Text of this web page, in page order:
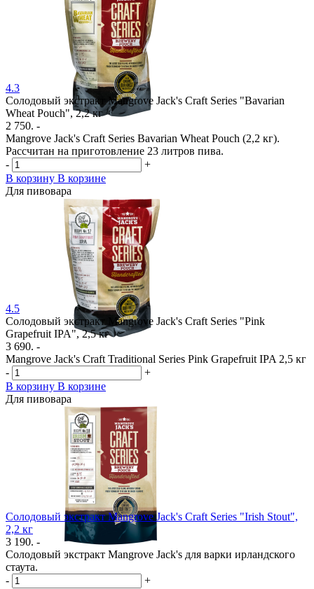
4.3
Солодовый экстракт Mangrove Jack's Craft Series "Bavarian
Wheat Pouch", 2,2 кг
2 750. -
Mangrove Jack's Craft Series Bavarian Wheat Pouch (2,2 кг).
Рассчитан на приготовление 23 литров пива.
-
+
В корзину В корзине
Для пивовара
4.5
Солодовый экстракт Mangrove Jack's Craft Series "Pink
Grapefruit IPA", 2,5 кг
3 690. -
Mangrove Jack's Craft Traditional Series Pink Grapefruit IPA 2,5 кг
-
+
В корзину В корзине
Для пивовара
Солодовый экстракт Mangrove Jack's Craft Series "Irish Stout",
2,2 кг
3 190. -
Солодовый экстракт Mangrove Jack's для варки ирландского
стаута.
-
+